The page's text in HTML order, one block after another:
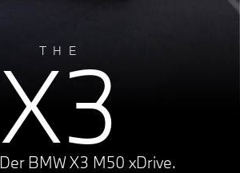
THE
X3
Der BMW X3 M50 xDrive.